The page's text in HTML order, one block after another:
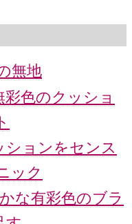
無地
色のクッショ
ションをセンス
ック
な有彩色のブラ